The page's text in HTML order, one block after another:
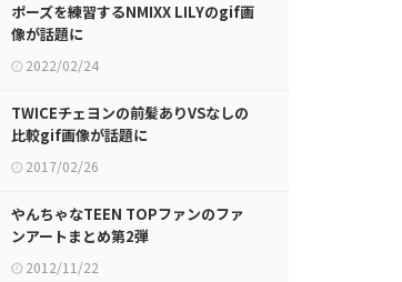
ポーズを練習するNMIXX LILYのgif画
像が話題に
2022/02/24
TWICEチェヨンの前髪ありVSなしの
比較gif画像が話題に
2017/02/26
やんちゃなTEEN TOPファンのファ
ンアートまとめ第2弾
2012/11/22